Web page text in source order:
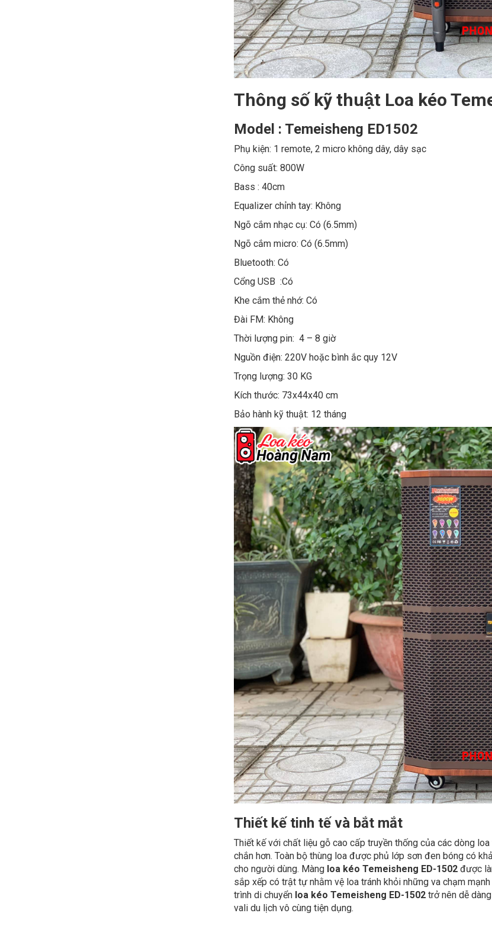
Thông số kỹ thuật Loa kéo
Model : Temeisheng ED1502
Phụ kiện: 1 remote, 2 micro không dây, dây sạc
Công suất: 800W
Bass : 40cm
Equalizer chỉnh tay: Không
Ngõ cắm nhạc cụ: Có (6.5mm)
Ngõ cắm micro: Có (6.5mm)
Bluetooth: Có
Cổng USB :Có
Khe cắm thẻ nhớ: Có
Đài FM: Không
Thời lượng pin: 4 – 8 giờ
Nguồn điện: 220V hoặc bình ắc quy 12V
Trọng lượng: 30 KG
Kích thước: 73x44x40 cm
Bảo hành kỹ thuật: 12 tháng
Thiết kế tinh tế và bắt mắt
Thiết kế với chất liệu gỗ cao cấp truyền thống của các dòng
chắn hơn. Toàn bộ thùng loa được phủ lớp sơn đen bóng có
cho người dùng. Màng loa kéo Temeisheng ED-1502được
sắp xếp có trật tự nhằm vệ loa tránh khỏi những va chạm
trình di chuyển loa kéo Temeisheng ED-1502trở nên dễ
vali du lịch vô cùng tiện dụng.